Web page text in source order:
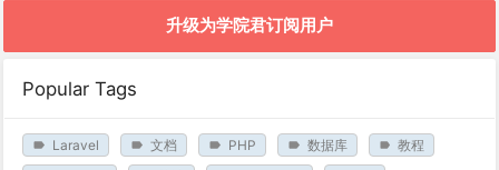
升级为学院君订阅用户
Popular Tags
Laravel 文档 PHP 数据库
教程